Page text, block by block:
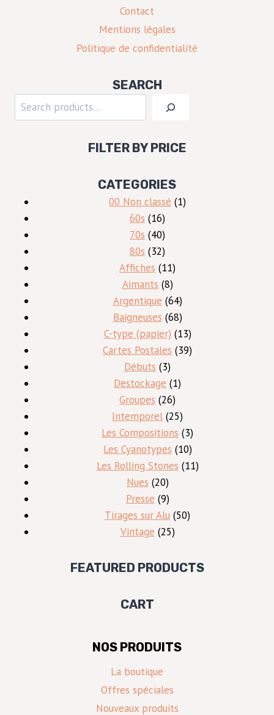
Contact
Mentions légales
Politique de confidentialité
SEARCH
Rechercher
FILTER BY PRICE
CATEGORIES
00 Non classé 11
60s 1616
produits
70s 4040
produits
80s 3232
produits
Affiches 1111
produits
Aimants 88
produits
Argentique 6464
produits
Baigneuses 6868
produits
C-type (papier) 1313
produits
Cartes Postales 3939
Débuts 33
produits
Destockage 11
Groupes 2626
produits
Intemporel 2525
produits
Les Compositions 33
produits
Les Cyanotypes 1010
produits
Les Rolling Stones 1111
Nues 2020
produits
Presse 99
produits
Tirages sur Alu 5050
Vintage 2525
FEATURED PRODUCTS
CART
NOS PRODUITS
La boutique
Offres spéciales
Nouveaux produits